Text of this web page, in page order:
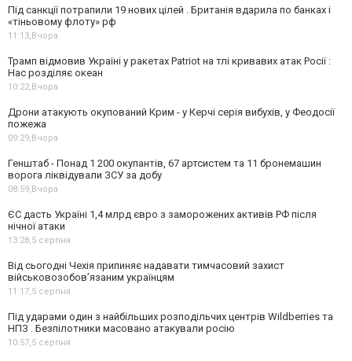
Під санкції потрапили 19 нових цілей . Британія вдарила по банках і
«тіньовому флоту» рф
11:13,Вчора
Трамп відмовив Україні у ракетах Patriot на тлі кривавих атак Росії :
Нас розділяє океан
10:22,Вчора
Дрони атакують окупований Крим - у Керчі серія вибухів, у Феодосії
пожежа
09:29,Вчора
Генштаб - Понад 1 200 окупантів, 67 артсистем та 11 бронемашин
ворога ліквідували ЗСУ за добу
08:59,Вчора
ЄС дасть Україні 1,4 млрд євро з заморожених активів РФ після
нічної атаки
13:28,5 серпня
Від сьогодні Чехія припиняє надавати тимчасовий захист
військовозобов’язаним українцям
11:17,5 серпня
Під ударами один з найбільших розподільчих центрів Wildberries та
НПЗ . Безпілотники масовано атакували росію
10:57,5 серпня